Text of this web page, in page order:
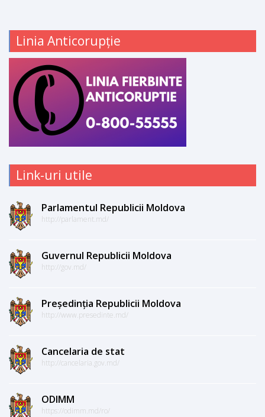
Linia Anticorupție
Link-uri utile
Parlamentul Republicii Moldova
http://parlament.md/
Guvernul Republicii Moldova
http://gov.md/
Președinția Republicii Moldova
http://www.presedinte.md/
Cancelaria de stat
http://cancelaria.gov.md/
ODIMM
https://odimm.md/ro/